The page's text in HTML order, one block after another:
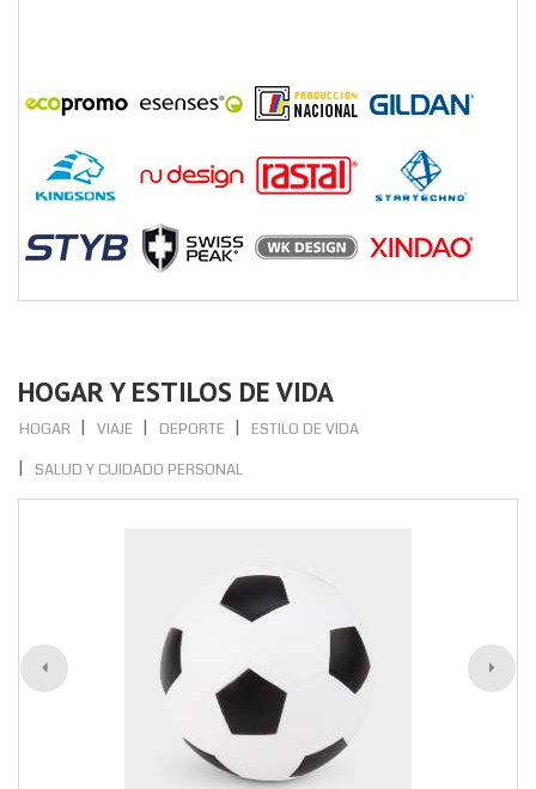
HOGAR Y ESTILOS DE VIDA
HOGAR VIAJE DEPORTE
ESTILO DE VIDA
SALUD Y CUIDADO PERSONAL